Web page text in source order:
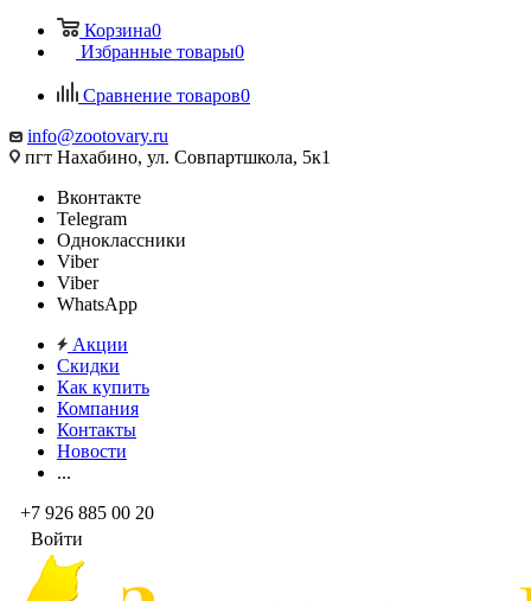
Корзина0
Избранные товары0
Сравнение товаров0
info@zootovary.ru
пгт Нахабино, ул. Совпартшкола, 5к1
Вконтакте
Telegram
Одноклассники
Viber
Viber
WhatsApp
Акции
Скидки
Как купить
Компания
Контакты
Новости
...
+7 926 885 00 20
Войти